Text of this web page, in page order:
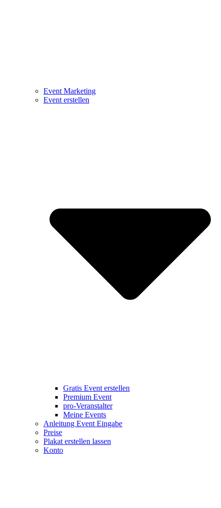
Event Marketing
Event erstellen
Gratis Event erstellen
Premium Event
pro-Veranstalter
Meine Events
Anleitung Event Eingabe
Preise
Plakat erstellen lassen
Konto